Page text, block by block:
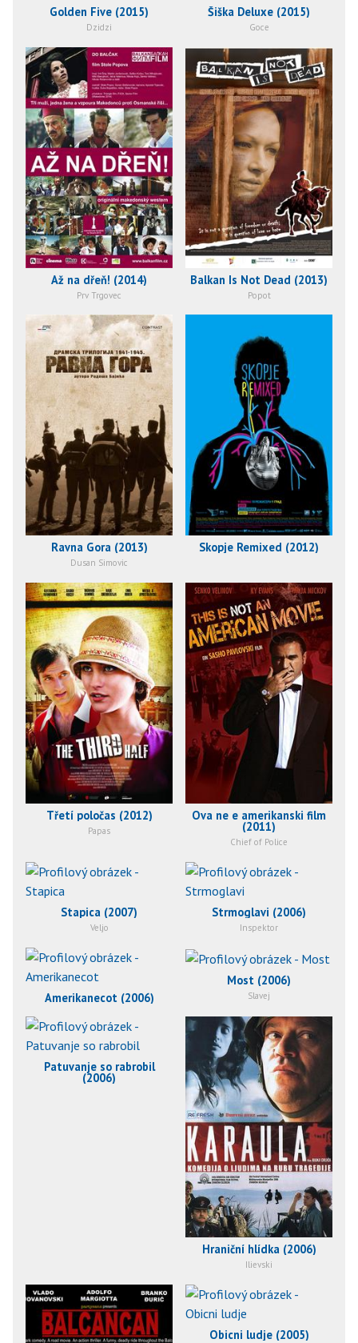
Golden Five (2015)
Dzidzi
Šiška Deluxe (2015)
Goce
Až na dřeň! (2014)
Prv Trgovec
Balkan Is Not Dead (2013)
Popot
Ravna Gora (2013)
Dusan Simovic
Skopje Remixed (2012)
Třetí poločas (2012)
Papas
Ova ne e amerikanski film
(2011)
Chief of Police
Stapica (2007)
Veljo
Strmoglavi (2006)
Inspektor
Amerikanecot (2006)
Most (2006)
Slavej
Patuvanje so rabrobil
(2006)
Hraniční hlídka (2006)
Ilievski
Obicni ludje (2005)